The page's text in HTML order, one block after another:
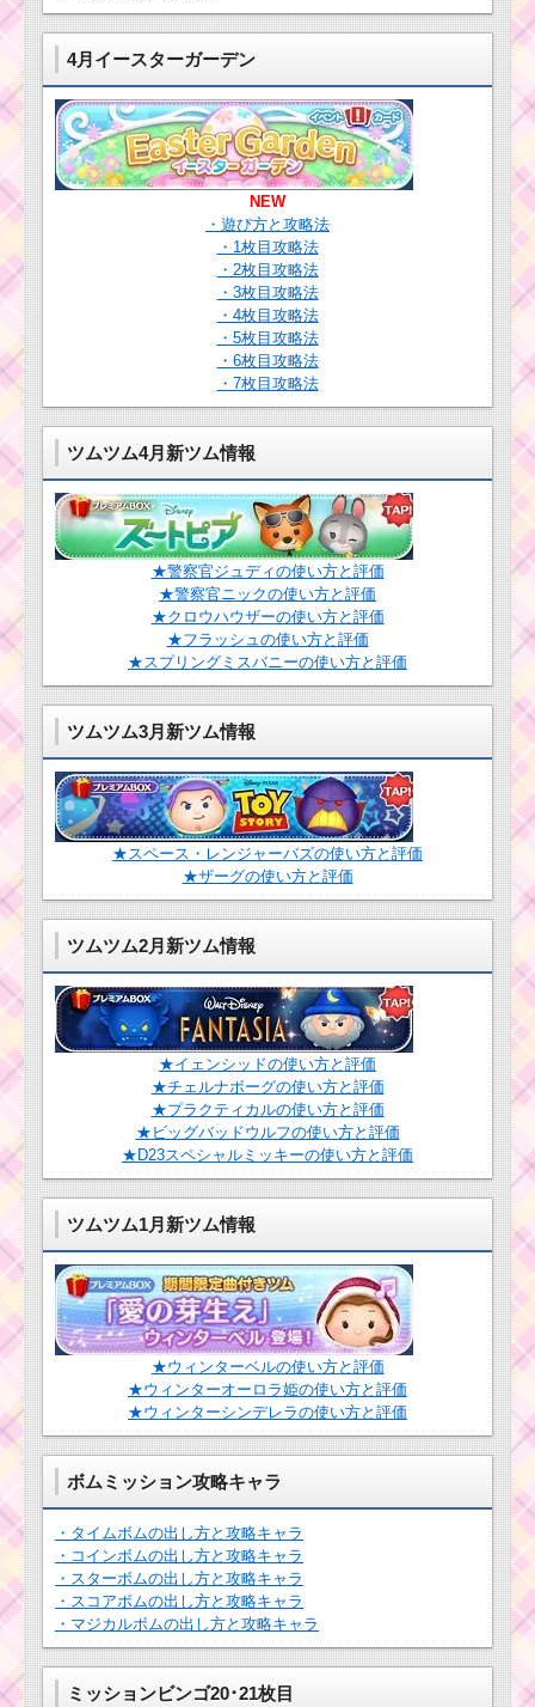
クター！ダー
ス・ベイダーの
基礎情報とスキ
ル画像･高得点を
だすには？
ツムツムをプレイする
ならタッチペンがおす
すめ！なぞりやすく反
応がいいですよ
ツムツムキャラクタ
は？
ツムツム！ドナ
ルドの基礎情
報！スキル使い
方動画･高得点･
コインを稼ぐに
は？
ツムツムキャラクタ
ー！ルークの基礎情報
とスキル画像･高得点を
だすには？
使い方とスキル
動画 高得点を出
すコツ
！
ジ
カ
ーグーフィーの使い方
とスキル動画 高得点を
出すコツ
ツムツム！ジャファー
高得点を出すコツ
ー！プリンの基礎情報
からボムが発生
する
ツムツム！ハデスの
使い方とスキル動画｜
十字スキルで消去数も
多い
ッシュの使い方
とスキル動画 高
得点を出すコツ
ツムツム！ルミエー
ルの使い方とスキル動
画｜初心者向きで使い
やすい
ツムツムを攻略する
ためのキャラクターた
ちとスキル一覧
ツムツム！パン
プキンキングの
使い方とスキル
動画｜スキルが
強力で強いけど
発動個数が多い
のスキルに不具合発
生！不具合解消はいつ
になるの？
ツムツムキャラ
クター！マック
スの基礎情報と
スキル画像･高得
点をだすには？
ツムツム！ウッディ
保安官の使い方とスキ
ル動画｜縦ライン状の
スキルを左右に動かせ
る
ツムツムキャラクタ
ー！リロの基礎情報と
スキル画像･高得点をだ
すには
4月イースターガーデン
NEW
・遊び方と攻略法
・1枚目攻略法
・2枚目攻略法
・3枚目攻略法
・4枚目攻略法
・5枚目攻略法
・6枚目攻略法
・7枚目攻略法
ツムツム4月新ツム情報
★警察官ジュディの使い方と評価
★警察官ニックの使い方と評価
★クロウハウザーの使い方と評価
★フラッシュの使い方と評価
★スプリングミスバニーの使い方と評価
ツムツム3月新ツム情報
★スペース・レンジャーバズの使い方と評価
★ザーグの使い方と評価
ツムツム2月新ツム情報
★イェンシッドの使い方と評価
★チェルナボーグの使い方と評価
★プラクティカルの使い方と評価
★ビッグバッドウルフの使い方と評価
★D23スペシャルミッキーの使い方と評価
ツムツム1月新ツム情報
★ウィンターベルの使い方と評価
★ウィンターオーロラ姫の使い方と評価
★ウィンターシンデレラの使い方と評価
ボムミッション攻略キャラ
・タイムボムの出し方と攻略キャラ
・コインボムの出し方と攻略キャラ
・スターボムの出し方と攻略キャラ
・スコアボムの出し方と攻略キャラ
・マジカルボムの出し方と攻略キャラ
ミッションビンゴ20･21枚目